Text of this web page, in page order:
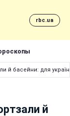
rbc.ua
й басейни: для
й